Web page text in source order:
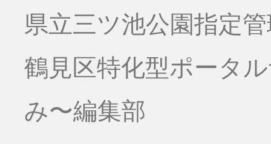
県立三ツ池公園指定
鶴見区特化型ポータ
み〜編集部